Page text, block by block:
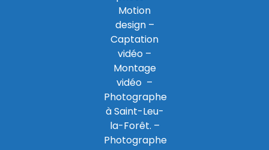
Motion
design –
Captation
vidéo –
Montage
vidéo –
Photographe
à Saint-Leu-
la-Forêt. –
Photographe